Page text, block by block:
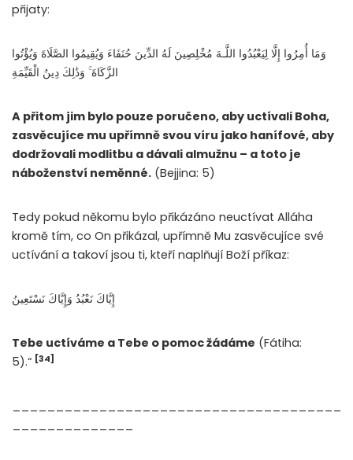
přijaty:
وَمَا أُمِرُوا إِلَّا لِيَعْبُدُوا اللَّـهَ مُخْلِصِينَ لَهُ الدِّينَ حُنَفَاءَ وَيُقِيمُوا الصَّلَاةَ وَيُؤْتُوا
الزَّكَاةَ ۚ وَذَٰلِكَ دِينُ الْقَيِّمَةِ
A přitom jim bylo pouze poručeno, aby uctívali Boha,
zasvěcujíce mu upřímně svou víru jako hanífové, aby
dodržovali modlitbu a dávali almužnu – a toto je
náboženství neměnné. (Bejjina: 5)
Tedy pokud někomu bylo přikázáno neuctívat Alláha
kromě tím, co On přikázal, upřímně Mu zasvěcujíce své
uctívání a takoví jsou ti, kteří naplňují Boží příkaz:
إِيَّاكَ نَعْبُدُ وَإِيَّاكَ نَسْتَعِينُ
Tebe uctíváme a Tebe o pomoc žádáme (Fátiha:
5).“ [34]